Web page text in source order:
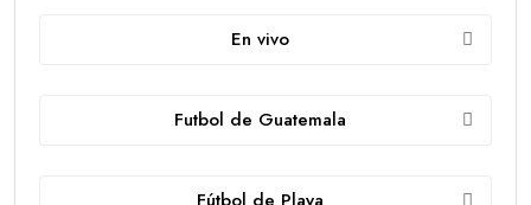
En vivo
Futbol de Guatemala